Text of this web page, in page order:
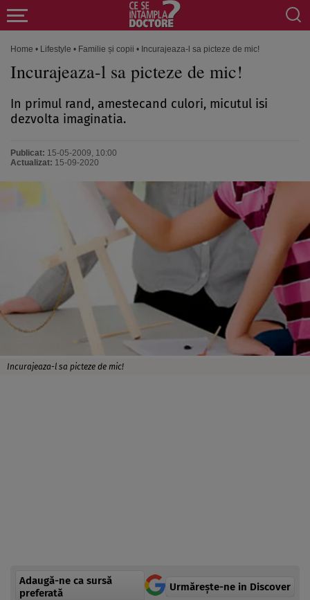
Home • Lifestyle • Familie și copii • Incurajeaza-l sa picteze de mic!
Incurajeaza-l sa picteze de mic!
In primul rand, amestecand cu­lori, micutul isi
dezvolta ima­ginatia.
Publicat: 15-05-2009, 10:00
Actualizat: 15-09-2020
Incurajeaza-l sa picteze de mic!
Adaugă-ne ca sursă
preferată
Urmărește-ne in Discover